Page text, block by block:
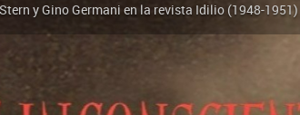
y Gino Germani en la revista Idilio (1948-1951)